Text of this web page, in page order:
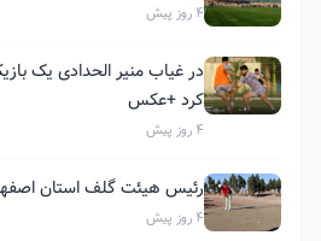
4 روز پیش
در غیاب منیر الحدادی یک
کرد +عکس
4 روز پیش
رئیس هیئت گلف استان
4 روز پیش